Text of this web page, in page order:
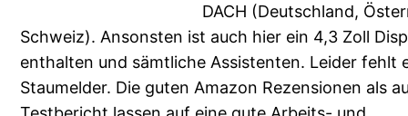
DACH (Deutschland,
Schweiz). Ansonsten ist auch hier ein 4,3 Zoll
enthalten und sämtliche Assistenten. Leider fehlt
Staumelder. Die guten Amazon Rezensionen als